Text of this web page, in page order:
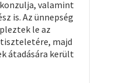
valamint
is. Az ünnepség
le az
majd
átadására került